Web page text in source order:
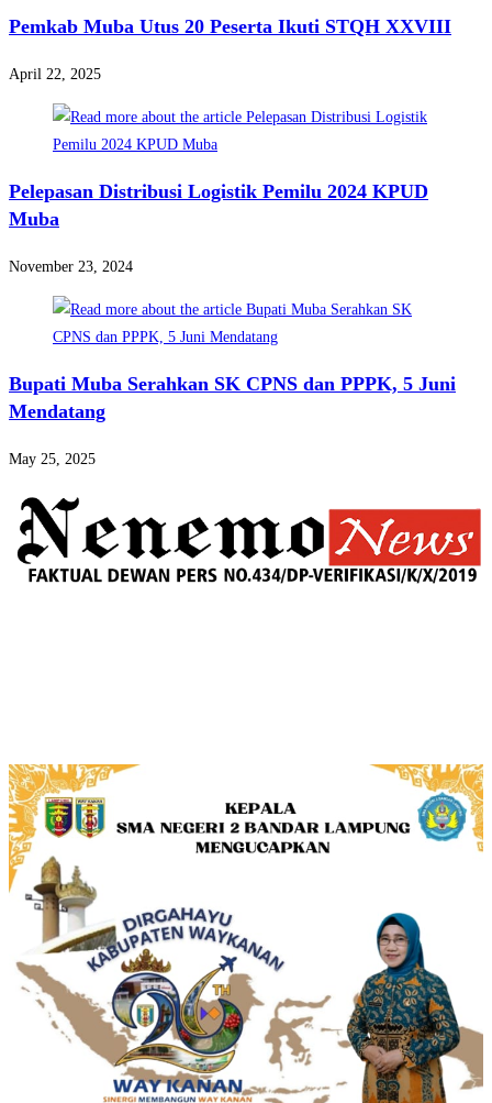
Pemkab Muba Utus 20 Peserta Ikuti STQH XXVIII
April 22, 2025
Pelepasan Distribusi Logistik Pemilu 2024 KPUD
Muba
November 23, 2024
Bupati Muba Serahkan SK CPNS dan PPPK, 5 Juni
Mendatang
May 25, 2025